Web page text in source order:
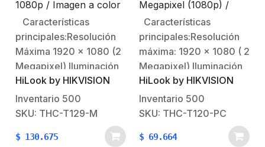
1080p / Imagen a color
24/7 / METAL / Lente
2.8 mm / Luz blanca 20
mts / IP66 / TVI-AHD-
CVI-CVBS
Características
principales:Resolución
Máxima 1920 x 1080 (2
Megapixel) Iluminación
minima: 0.001 Lux @
(F1.0, AGC ON, 0 Lux
con IR)Lente fijo: 2.8mm
102°)20 Metros de luz
HiLook by HIKVISION
Inventario 500
SKU: THC-T129-M
$ 130.675
Megapixel (1080p) /
Lente 2.8 mm / 20 mts
IR EXIR / 4 Tecnologías
(TVI / AHD / CVI /
CVBS) / Uso en Interior
Características
principales:Resolución
máxima: 1920 x 1080 ( 2
Megapixel) Iluminación
mínima: 0.01 Lux @
(F1.2, AGC ON), 0 Lux
con IR.Lente fijo: 2.8 mm
103º).20 mts IR EXIR
HiLook by HIKVISION
Inventario 500
SKU: THC-T120-PC
$ 69.664